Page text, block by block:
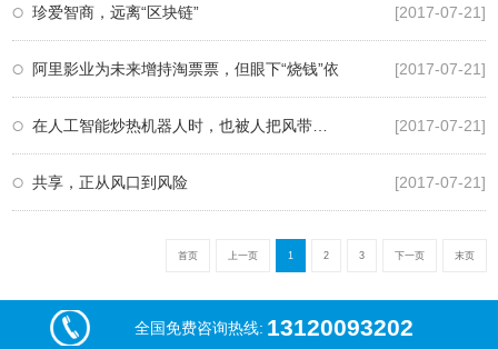
珍爱智商，远离“区块链” [2017-07-21]
阿里影业为未来增持淘票票，但眼下“烧钱”依 [2017-07-21]
[2017-07-21]
共享，正从风口到风险 [2017-07-21]
首页 上一页 1 2 3 下一页 末页
全国免费咨询热线: 13120093202